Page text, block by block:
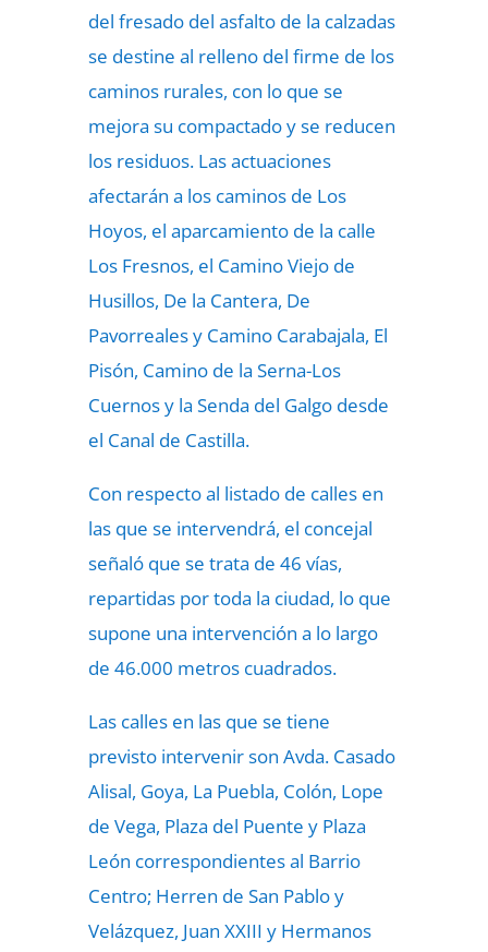
del fresado del asfalto de la calzadas
se destine al relleno del firme de los
caminos rurales, con lo que se
mejora su compactado y se reducen
los residuos. Las actuaciones
afectarán a los caminos de Los
Hoyos, el aparcamiento de la calle
Los Fresnos, el Camino Viejo de
Husillos, De la Cantera, De
Pavorreales y Camino Carabajala, El
Pisón, Camino de la Serna-Los
Cuernos y la Senda del Galgo desde
el Canal de Castilla.
Con respecto al listado de calles en
las que se intervendrá, el concejal
señaló que se trata de 46 vías,
repartidas por toda la ciudad, lo que
supone una intervención a lo largo
de 46.000 metros cuadrados.
Las calles en las que se tiene
previsto intervenir son Avda. Casado
Alisal, Goya, La Puebla, Colón, Lope
de Vega, Plaza del Puente y Plaza
León correspondientes al Barrio
Centro; Herren de San Pablo y
Velázquez, Juan XXIII y Hermanos